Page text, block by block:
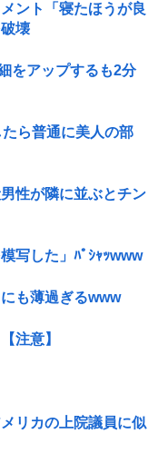
ント「寝たほうが良
壊
をアップするも2分
ら普通に美人の部
性が隣に並ぶとチン
写した」ﾊﾟｼｬｯwww
も薄過ぎるwww
注意】
リカの上院議員に似